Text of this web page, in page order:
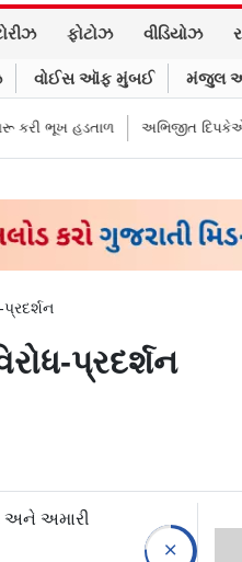
ફોટોઝ વીડિયોઝ
વોઈસ ઑફ મુંબઈ મંજુલ
અભિજીત દિપકેએ CJPની નવી
પ્રદર્શન
પ્રદર્શન
અને અમારી